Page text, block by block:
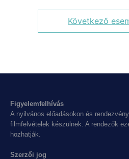
Következő
Figyelemfelhívás
A nyilvános előadásokon és
filmfelvételek készülnek. A rendezők
hozhatják.
Szerzői jog